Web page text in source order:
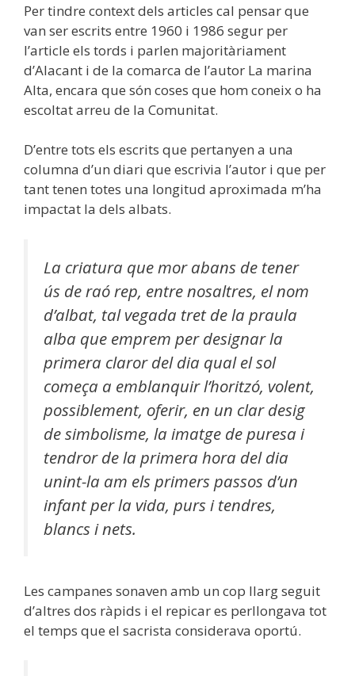
Per tindre context dels articles cal pensar que
van ser escrits entre 1960 i 1986 segur per
l’article els tords i parlen majoritàriament
d’Alacant i de la comarca de l’autor La marina
Alta, encara que són coses que hom coneix o ha
escoltat arreu de la Comunitat.
D’entre tots els escrits que pertanyen a una
columna d’un diari que escrivia l’autor i que per
tant tenen totes una longitud aproximada m’ha
impactat la dels albats.
La criatura que mor abans de tener
ús de raó rep, entre nosaltres, el nom
d’albat, tal vegada tret de la praula
alba que emprem per designar la
primera claror del dia qual el sol
começa a emblanquir l’horitzó, volent,
possiblement, oferir, en un clar desig
de simbolisme, la imatge de puresa i
tendror de la primera hora del dia
unint-la am els primers passos d’un
infant per la vida, purs i tendres,
blancs i nets.
Les campanes sonaven amb un cop llarg seguit
d’altres dos ràpids i el repicar es perllongava tot
el temps que el sacrista considerava oportú.